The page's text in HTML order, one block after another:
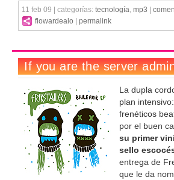
11 feb 09 | categorías: tecnología, mp3
flowardealo
permalink
La dupla
plan
frenéticos
por el buen
su primer
sello
entrega de
que le da